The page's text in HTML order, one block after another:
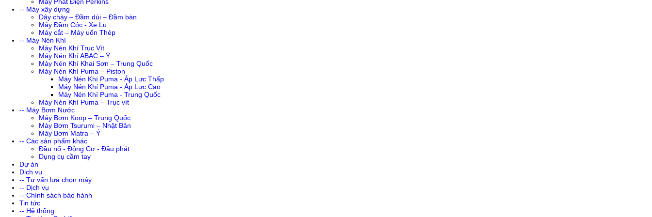
-- Máy xây dựng
Dây chày – Đầm dùi – Đầm bàn
Máy Đầm Cóc - Xe Lu
Máy cắt – Máy uốn Thép
-- Máy Nén Khí
Máy Nén Khí Trục Vít
Máy Nén Khí ABAC – Ý
Máy Nén Khí Khai Sơn – Trung Quốc
Máy Nén Khí Puma – Piston
Máy Nén Khí Puma - Áp Lực Thấp
Máy Nén Khí Puma - Áp Lực Cao
Máy Nén Khí Puma - Trung Quốc
Máy Nén Khí Puma – Trục vít
-- Máy Bơm Nước
Máy Bơm Koop – Trung Quốc
Máy Bơm Tsurumi – Nhật Bản
Máy Bơm Matra – Ý
-- Các sản phẩm khác
Đầu nổ - Động Cơ - Đầu phát
Dụng cụ cầm tay
Dự án
Dịch vụ
-- Tư vấn lựa chọn máy
-- Dịch vụ
-- Chính sách bảo hành
Tin tức
-- Hệ thống